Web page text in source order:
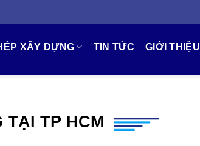
XÂY DỰNG TIN TỨC GIỚI THIỆU
TẠI TP HCM